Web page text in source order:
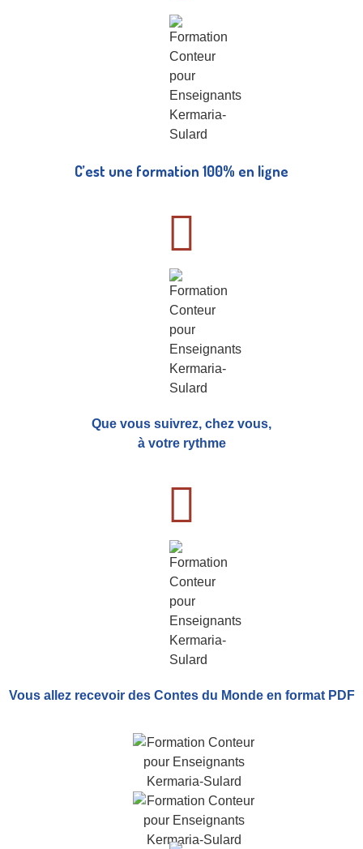
C’est une formation 100% en ligne
Que vous suivrez, chez vous,
à votre rythme
Vous allez recevoir des Contes du Monde en format PDF